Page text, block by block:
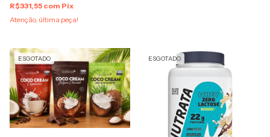
R$331,55 com Pix
Atenção, última peça!
ESGOTADO ESGOTADO